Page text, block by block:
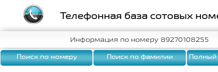
Телефонная база сотовых
Информация по номеру 89270108255
Поиск по номеру Поиск по фамилии Полный